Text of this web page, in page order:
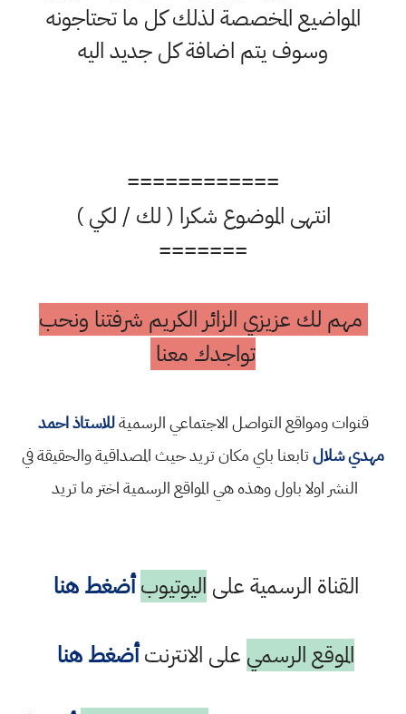
المواضيع المخصصة لذلك كل ما تحتاجونه
وسوف يتم اضافة كل جديد اليه
============
انتهى الموضوع شكرا ( لك / لكي )
=======
مهم لك عزيزي الزائر الكريم شرفتنا ونحب
تواجدك معنا
قنوات ومواقع التواصل الاجتماعي الرسميةللاستاذ احمد
مهدي شلالتابعنا باي مكان تريد حيث المصداقية والحقيقة في
النشر اولا باول وهذه هي المواقع الرسمية اختر ما تريد
القناة الرسمية على اليوتيوب أضغط هنا
الموقع الرسمي على الانترنتأضغط هنا